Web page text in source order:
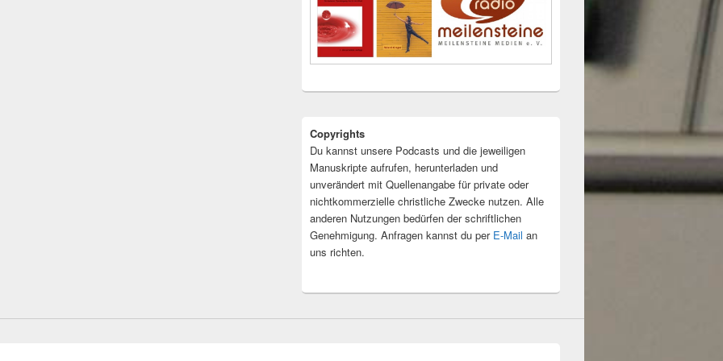
Copyrights
Du kannst unsere Podcasts und die jeweiligen
Manuskripte aufrufen, herunterladen und
unverändert mit Quellenangabe für private oder
nichtkommerzielle christliche Zwecke nutzen. Alle
anderen Nutzungen bedürfen der schriftlichen
Genehmigung. Anfragen kannst du per E-Mail an
uns richten.